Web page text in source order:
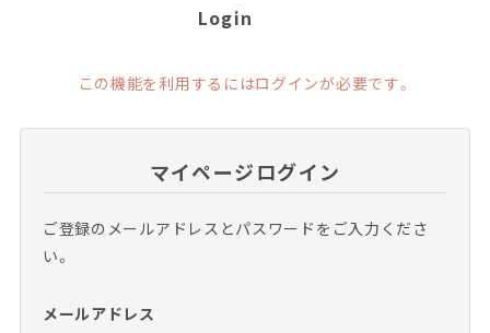
Login
この機能を利用するにはログインが必要です。
マイページログイン
ご登録のメールアドレスとパスワードをご入力くださ
い。
メールアドレス